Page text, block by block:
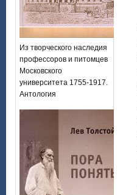
Из творческого наследия
профессоров и питомцев
Московского
университета 1755-1917.
Антология